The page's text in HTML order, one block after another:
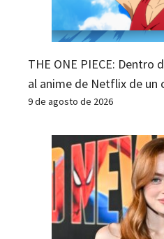
THE ONE PIECE: Dentro
al anime de Netflix de un
9 de agosto de 2026